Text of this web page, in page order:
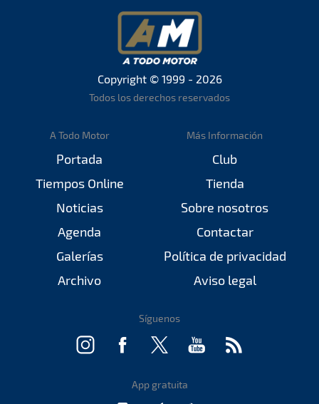
Copyright © 1999 - 2026
Todos los derechos reservados
A Todo Motor
Portada
Tiempos Online
Noticias
Agenda
Galerías
Archivo
Más Información
Club
Tienda
Sobre nosotros
Contactar
Política de privacidad
Aviso legal
Síguenos
App gratuita